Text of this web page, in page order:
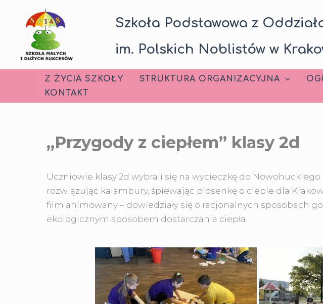
Szkoła Podstawowa z
im. Polskich Noblistów w
Z ŻYCIA SZKOŁY STRUKTURA ORGANIZACYJNA
KONTAKT
„Przygody z ciepłem” klasy 2d
Uczniowie klasy 2d wybrali się na wycieczkę do
rozwiązując kalambury, śpiewając piosenkę o cieple dla
film animowany – dowiedziały się o racjonalnych sposobach
ekologicznym sposobem dostarczania ciepła.